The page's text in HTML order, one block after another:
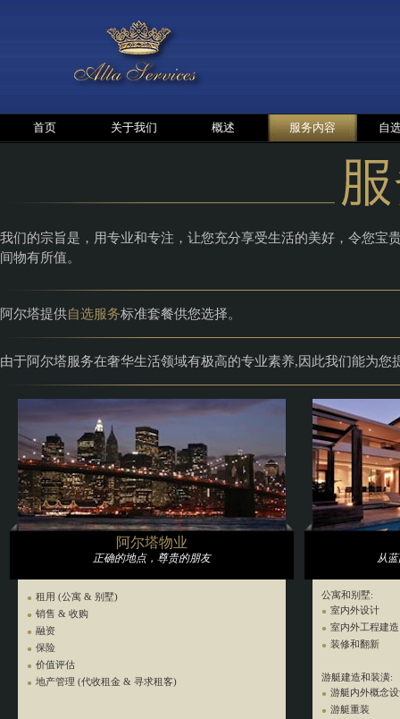
首页 关于我们 概述 服务内容 自
我们的宗旨是，用专业和专注，让您充分享受生活的美好，令您宝
间物有所值。
阿尔塔提供自选服务标准套餐供您选择。
由于阿尔塔服务在奢华生活领域有极高的专业素养,因此我们能为
阿尔塔物业
正确的地点，尊贵的朋友
租用 (公寓 & 别墅)
销售 & 收购
融资
保险
价值评估
地产管理 (代收租金 & 寻求租客)
从
公寓和别墅:
室内外设计
室内外工程建造
装修和翻新
游艇建造和装潢:
游艇内外概念
游艇重装